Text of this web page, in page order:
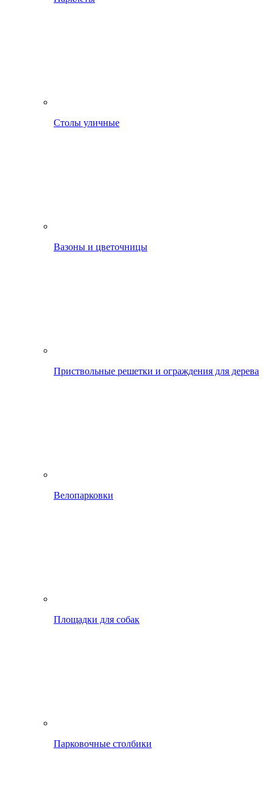
Столы уличные
Вазоны и цветочницы
Приствольные решетки и ограждения для дерева
Велопарковки
Площадки для собак
Парковочные столбики